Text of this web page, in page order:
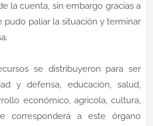
la cuenta, sin embargo gracias a
pudo paliar la situación y terminar
se distribuyeron para ser
y defensa, educación, salud,
económico, agricola, cultura,
corresponderá a este órgano